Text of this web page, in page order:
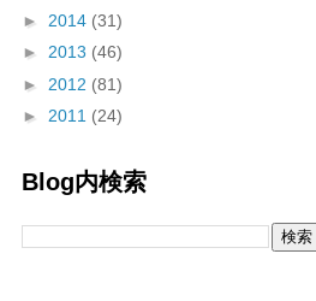
► 2014 (31)
► 2013 (46)
► 2012 (81)
► 2011 (24)
Blog内検索